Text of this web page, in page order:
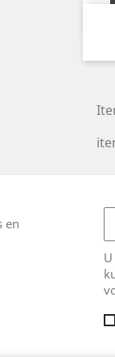
en